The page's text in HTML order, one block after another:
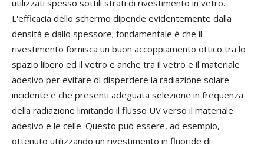
utilizzati spesso sottili strati di rivestimento in vetro.
L'efficacia dello schermo dipende evidentemente dalla
densità e dallo spessore; fondamentale è che il
rivestimento fornisca un buon accoppiamento ottico tra lo
spazio libero ed il vetro e anche tra il vetro e il materiale
adesivo per evitare di disperdere la radiazione solare
incidente e che presenti adeguata selezione in frequenza
della radiazione limitando il flusso UV verso il materiale
adesivo e le celle. Questo può essere, ad esempio,
ottenuto utilizzando un rivestimento in fluoride di